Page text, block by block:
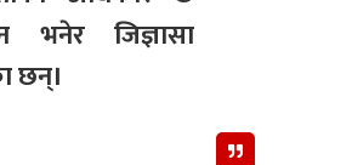
जिज्ञासा
छन्।